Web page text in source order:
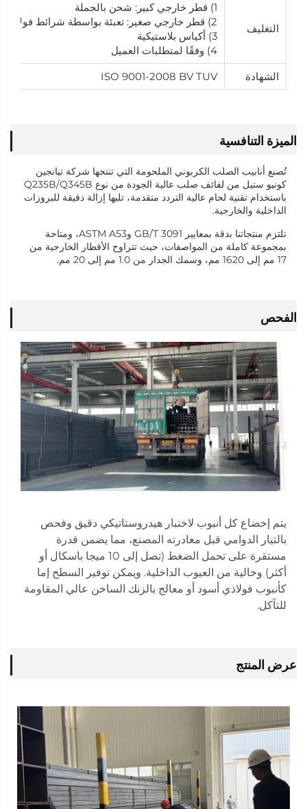
التغليف
1) قطر خارجي كبير: شحن بالجملة
2) قطر خارجي صغير: تعبئة بواسطة شرائط فولاذية
3) أكياس بلاستيكية
4) وفقًا لمتطلبات العميل
الشهادة
ISO 9001-2008 BV TUV
الميزة التنافسية
تُصنع أنابيب الصلب الكربوني الملحومة التي تنتجها شركة تيانجين
كونيو ستيل من لفائف صلب عالية الجودة من نوع Q235B/Q345B
باستخدام تقنية لحام عالية التردد متقدمة، تليها إزالة دقيقة للبروزات
الداخلية والخارجية.
تلتزم منتجاتنا بدقة بمعايير GB/T 3091 وASTM A53، ومتاحة
بمجموعة كاملة من المواصفات، حيث تتراوح الأقطار الخارجية من
17 مم إلى 1620 مم، وسمك الجدار من 1.0 مم إلى 20 مم.
الفحص
يتم إخضاع كل أنبوب لاختبار هيدروستاتيكي دقيق وفحص
بالتيار الدوامي قبل مغادرته المصنع، مما يضمن قدرة
مستقرة على تحمل الضغط (تصل إلى 10 ميجا باسكال أو
أكثر) وخالية من العيوب الداخلية. ويمكن توفير السطح إما
كأنبوب فولاذي أسود أو معالج بالزنك الساخن عالي المقاومة
للتآكل.
عرض المنتج